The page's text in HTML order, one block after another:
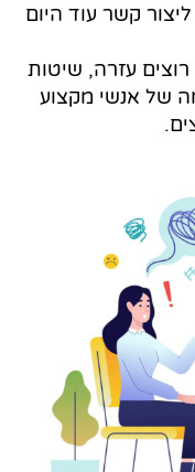
קשר עוד היום
עזרה, שיטות
של אנשי מקצוע